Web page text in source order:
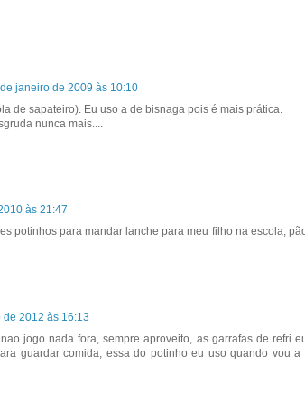
janeiro de 2009 às 10:10
de sapateiro). Eu uso a de bisnaga pois é mais prática.
nunca mais....
às 21:47
potinhos para mandar lanche para meu filho na escola,
2012 às 16:13
jogo nada fora, sempre aproveito, as garrafas de refri
guardar comida, essa do potinho eu uso quando vou